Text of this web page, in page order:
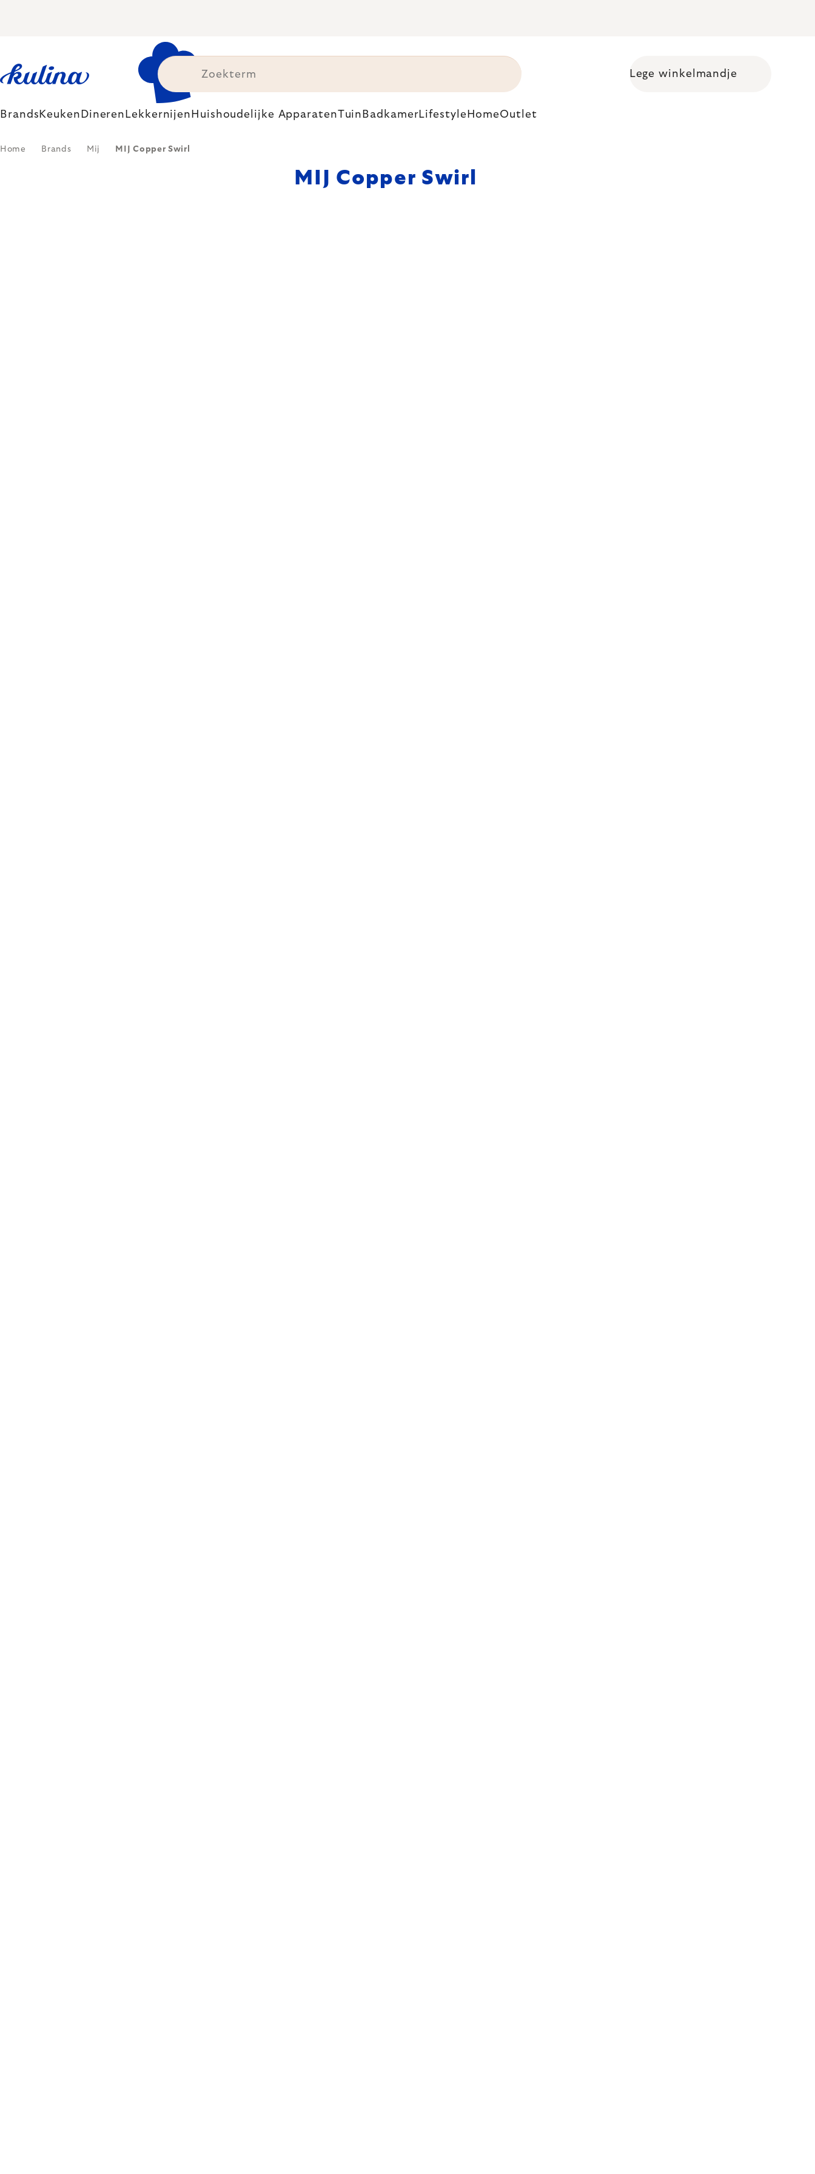
Shopping cart
Lege winkelmandje
Brands Keuken Dineren Lekkernijen Huishoudelijke ApparatenTuin BadkamerLifestyle HomeOutlet
Home Brands Mij MIJ Copper Swirl
MIJ Copper Swirl